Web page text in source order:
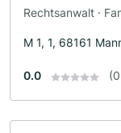
Rechtsanwalt ·
M 1, 1, 68161
0.0